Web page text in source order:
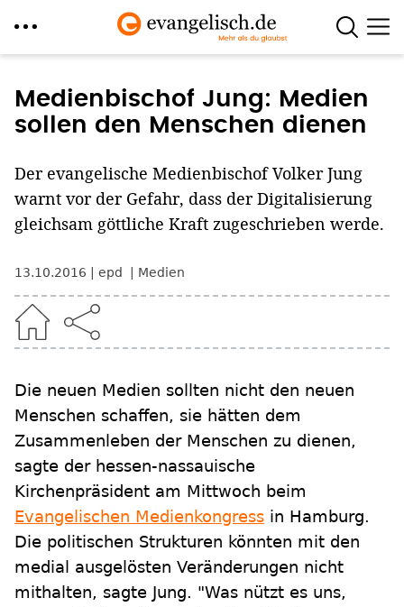
zum
Inhalt
Medienbischof Jung: Medien
sollen den Menschen dienen
Der evangelische Medienbischof Volker Jung
warnt vor der Gefahr, dass der Digitalisierung
gleichsam göttliche Kraft zugeschrieben werde.
13.10.2016 epd Medien
Die neuen Medien sollten nicht den neuen
Menschen schaffen, sie hätten dem
Zusammenleben der Menschen zu dienen,
sagte der hessen-nassauische
Kirchenpräsident am Mittwoch beim
Evangelischen Medienkongress in Hamburg.
Die politischen Strukturen könnten mit den
medial ausgelösten Veränderungen nicht
mithalten, sagte Jung. "Was nützt es uns,